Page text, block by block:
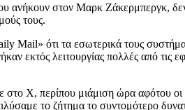
ανήκουν στον Μαρκ Ζάκερμπεργκ, δεν
τους.
ότι τα εσωτερικά τους
εκτός λειτουργίας πολλές από
στο X, περίπου μιάμιση ώρα αφότου
το ζήτημα το συντομότερο